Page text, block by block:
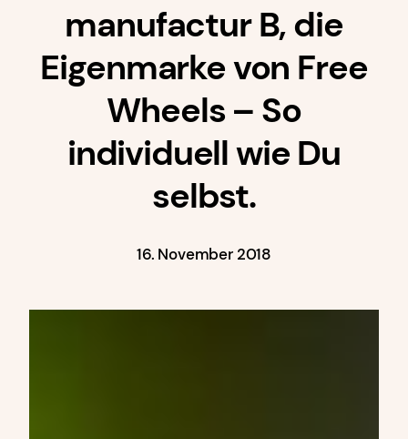
manufactur B, die
Eigenmarke von Free
Wheels – So
individuell wie Du
selbst.
16. November 2018